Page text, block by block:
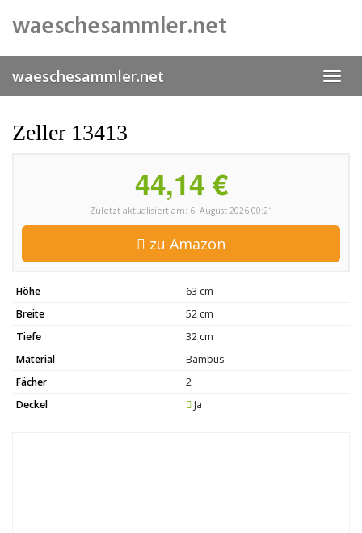
content
waeschesammler.net
waeschesammler.net
Zeller 13413
44,14 €
Zuletzt aktualisiert am: 6. August 2026 00:21
zu Amazon
Höhe
63 cm
Breite
52 cm
Tiefe
32 cm
Material
Bambus
Fächer
2
Deckel
Ja